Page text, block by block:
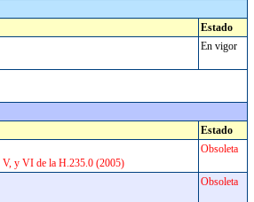
Estado
En vigor
Estado
V, y VI de la H.235.0 (2005)
Obsoleta
Obsoleta